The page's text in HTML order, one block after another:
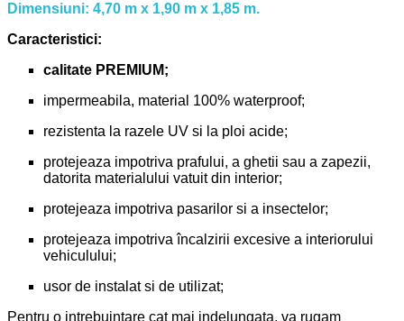
Dimensiuni: 4,70 m x 1,90 m x 1,85 m.
Caracteristici:
calitate PREMIUM;
impermeabila, material 100% waterproof;
rezistenta la razele UV si la ploi acide;
protejeaza impotriva prafului, a ghetii sau a zapezii,
datorita materialului vatuit din interior;
protejeaza impotriva pasarilor si a insectelor;
protejeaza impotriva încalzirii excesive a interiorului
vehiculului;
usor de instalat si de utilizat;
Pentru o intrebuintare cat mai indelungata, va rugam